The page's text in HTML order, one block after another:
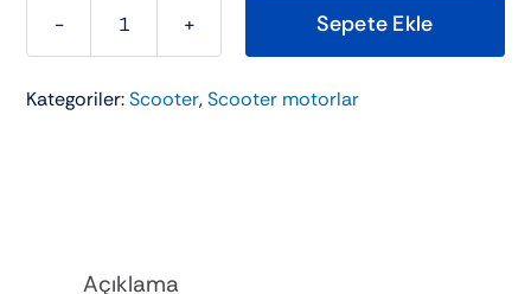
KUBA
adet
Sepete Ekle
Kategoriler:Scooter,Scooter motorlar
Açıklama